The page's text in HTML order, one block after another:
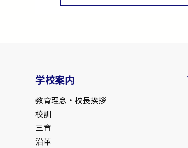
学校案内
教育理念・校長挨拶
校訓
三育
沿革